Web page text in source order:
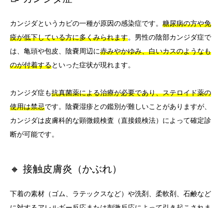
カンジダというカビの一種が原因の感染症です。 糖尿病の方や免
疫が低下している方に多くみられます。男性の陰部カンジダ症で
は、亀頭や包皮、陰嚢周辺に赤みやかゆみ、白いカスのようなも
のが付着するといった症状が現れます。
カンジダ症も抗真菌薬による治療が必要であり、ステロイド薬の
使用は禁忌です。陰嚢湿疹との鑑別が難しいことがありますが、
カンジダは皮膚科的な顕微鏡検査（直接鏡検法）によって確定診
断が可能です。
🔸 接触皮膚炎（かぶれ）
下着の素材（ゴム、ラテックスなど）や洗剤、柔軟剤、石鹸など